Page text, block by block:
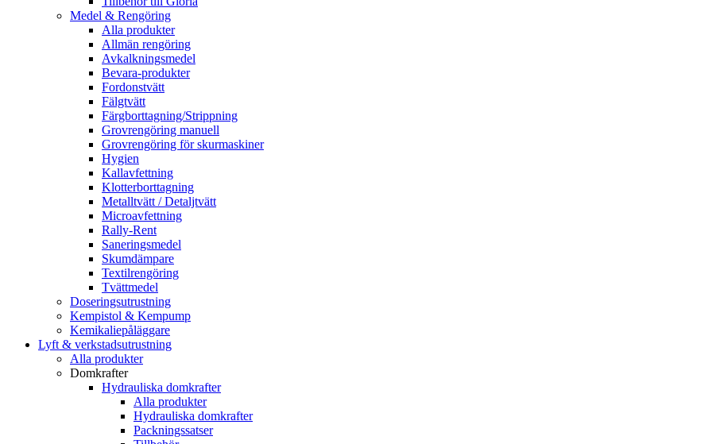
Medel & Rengöring
Alla produkter
Allmän rengöring
Avkalkningsmedel
Bevara-produkter
Fordonstvätt
Fälgtvätt
Färgborttagning/Strippning
Grovrengöring manuell
Grovrengöring för skurmaskiner
Hygien
Kallavfettning
Klotterborttagning
Metalltvätt / Detaljtvätt
Microavfettning
Rally-Rent
Saneringsmedel
Skumdämpare
Textilrengöring
Tvättmedel
Doseringsutrustning
Kempistol & Kempump
Kemikaliepåläggare
Lyft & verkstadsutrustning
Alla produkter
Domkrafter
Hydrauliska domkrafter
Alla produkter
Hydrauliska domkrafter
Packningssatser